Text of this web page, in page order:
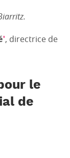
', directrice de
le
de